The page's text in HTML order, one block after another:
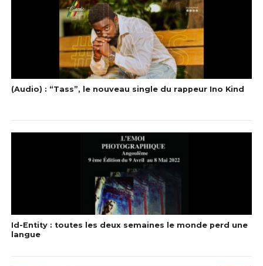
(Audio) : “Tass”, le nouveau single du rappeur Ino Kind
Id-Entity : toutes les deux semaines le monde perd une
langue